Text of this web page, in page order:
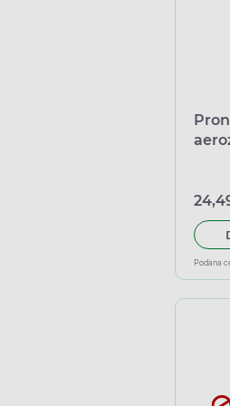
Podana